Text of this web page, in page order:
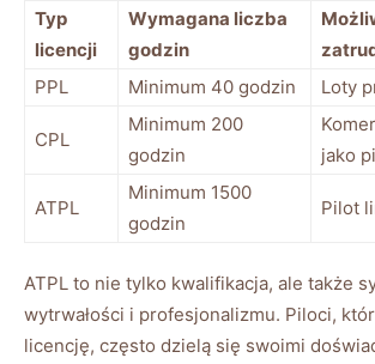
Typ
licencji
Wymagana liczba
godzin
PPL
Minimum 40 godzin Loty
CPL
Minimum 200
godzin
jako
ATPL
Minimum 1500
godzin
Pilot
ATPL to nie tylko kwalifikacja, ale także
wytrwałości i profesjonalizmu. Piloci,
licencję, często dzielą się swoimi